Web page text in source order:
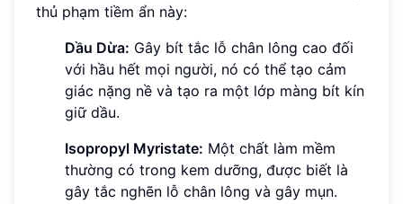
thủ phạm tiềm ẩn này:
Dầu Dừa: Gây bít tắc lỗ chân lông cao đối
với hầu hết mọi người, nó có thể tạo cảm
giác nặng nề và tạo ra một lớp màng bít kín
giữ dầu.
Isopropyl Myristate: Một chất làm mềm
thường có trong kem dưỡng, được biết là
gây tắc nghẽn lỗ chân lông và gây mụn.